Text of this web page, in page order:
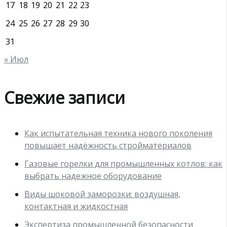
17 18 19 20 21 22 23
24 25 26 27 28 29 30
31
« Июл
Свежие записи
Как испытательная техника нового поколения
повышает надёжность стройматериалов
Газовые горелки для промышленных котлов: как
выбрать надежное оборудование
Виды шоковой заморозки: воздушная,
контактная и жидкостная
Экспертиза промышленной безопасности